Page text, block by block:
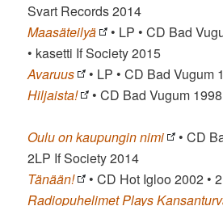
Svart Records 2014
Maasäteilyä
• LP • CD Bad
• kasetti If Society 2015
Avaruus
• LP • CD Bad Vugum
Hiljaista!
• CD Bad Vugum 1998
Oulu on kaupungin nimi
• CD
2LP If Society 2014
Tänään!
• CD Hot Igloo 2002 •
Radiopuhelimet Plays